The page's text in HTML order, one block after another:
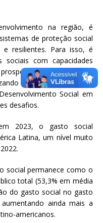
na região, é
de proteção social
e resilientes. Para isso, é
sociais com capacidades
(TOPP)”, disse
a oportunidade que a
Social em
desafios.
2023, o gasto social
Latina, um nível muito
social permanece como o
total (53,3% em média
do gasto social no gasto
ainda mais a
americanos.